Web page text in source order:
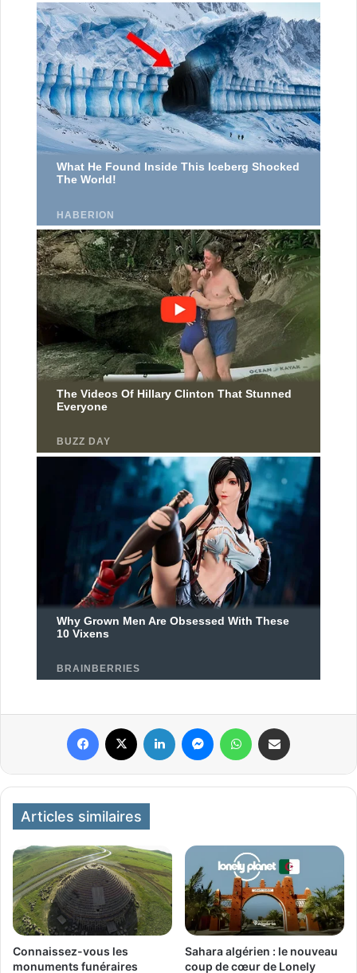
Articles similaires
Connaissez-vous les
monuments funéraires
Sahara algérien : le nouveau
coup de cœur de Lonely